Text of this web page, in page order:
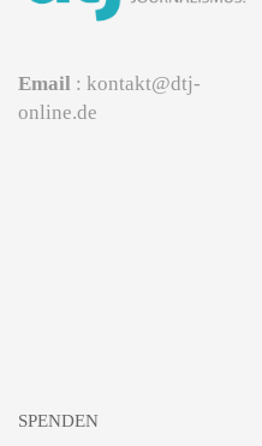
Email : kontakt@dtj-
online.de
SPENDEN